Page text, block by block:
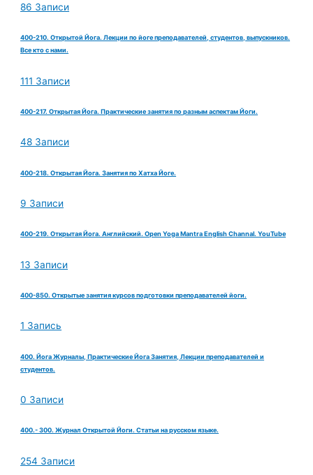
86 Записи
400-210. Открытой Йога. Лекции по йоге преподавателей, студентов, выпускников.
Все кто с нами.
111 Записи
400-217. Открытая Йога. Практические занятия по разным аспектам Йоги.
48 Записи
400-218. Открытая Йога. Занятия по Хатха Йоге.
9 Записи
400-219. Открытая Йога. Английский. Open Yoga Mantra English Channal. YouTube
13 Записи
400-850. Открытые занятия курсов подготовки преподавателей йоги.
1 Запись
400. Йога Журналы, Практические Йога Занятия, Лекции преподавателей и
студентов.
0 Записи
400.- 300. Журнал Открытой Йоги. Статьи на русском языке.
254 Записи